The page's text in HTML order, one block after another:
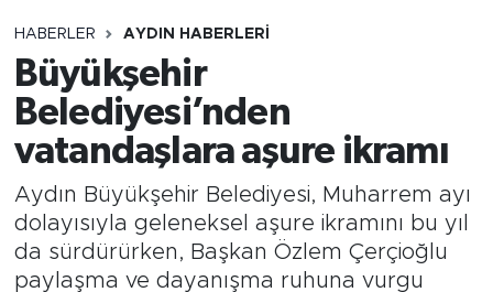
HABERLER AYDIN HABERLERI
Büyükşehir
Belediyesi’nden
vatandaşlara aşure ikramı
Aydın Büyükşehir Belediyesi, Muharrem ayı
dolayısıyla geleneksel aşure ikramını bu yıl
da sürdürürken, Başkan Özlem Çerçioğlu
paylaşma ve dayanışma ruhuna vurgu